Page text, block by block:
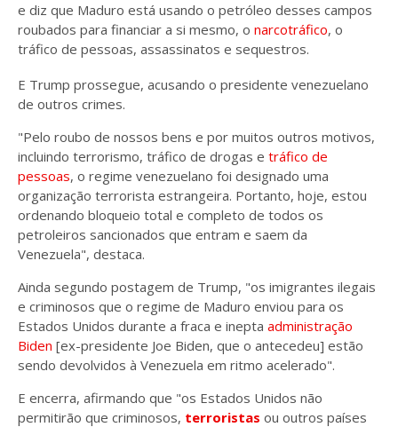
e diz que Maduro está usando o petróleo desses campos
roubados para financiar a si mesmo, o narcotráfico, o
tráfico de pessoas, assassinatos e sequestros.
E Trump prossegue, acusando o presidente venezuelano
de outros crimes.
"Pelo roubo de nossos bens e por muitos outros motivos,
incluindo terrorismo, tráfico de drogas e tráfico de
pessoas, o regime venezuelano foi designado uma
organização terrorista estrangeira. Portanto, hoje, estou
ordenando bloqueio total e completo de todos os
petroleiros sancionados que entram e saem da
Venezuela", destaca.
Ainda segundo postagem de Trump, "os imigrantes ilegais
e criminosos que o regime de Maduro enviou para os
Estados Unidos durante a fraca e inepta administração
Biden [ex-presidente Joe Biden, que o antecedeu] estão
sendo devolvidos à Venezuela em ritmo acelerado".
E encerra, afirmando que "os Estados Unidos não
permitirão que criminosos, terroristas ou outros países